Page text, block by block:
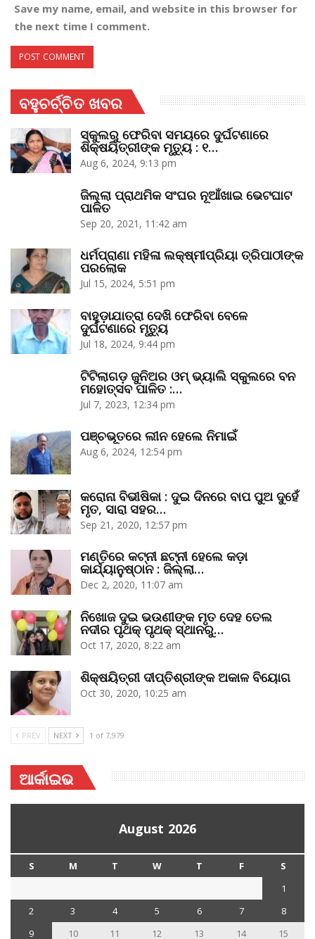
Save my name, email, and website in this browser for
the next time I comment.
ବହୁଚର୍ଚ୍ଚିତ ଖବର
ସ୍କୁଲରୁ ଫେରିବା ସମୟରେ ଦୁର୍ଘଟଣାରେ
ଶିକ୍ଷୟିତ୍ରୀଙ୍କ ମୃତ୍ୟୁ : ୧…
Aug 6, 2024, 9:13 pm
ଜିଲ୍ଲା ପ୍ରାଥମିକ ସଂଘର ନୂଆଁଖାଇ ଭେଟଘାଟ
ପାଳିତ
Sep 20, 2021, 11:42 am
ଧର୍ମପ୍ରାଣା ମହିଳା ଲକ୍ଷ୍ମୀପ୍ରିୟା ତ୍ରିପାଠୀଙ୍କ
ପରଲୋକ
Jul 15, 2024, 5:51 pm
ବାହୁଡ଼ାଯାତ୍ରା ଦେଖି ଫେରିବା ବେଳେ
ଦୁର୍ଘଟଣାରେ ମୃତ୍ୟୁ
Jul 18, 2024, 9:44 pm
ଟିଟିଲାଗଡ଼ ଜୁନିଅର ଓମ୍‌ ଭ୍ୟାଲି ସ୍କୁଲରେ ବନ
ମହୋତ୍ସବ ପାଳିତ :…
Jul 7, 2023, 12:34 pm
ପଞ୍ଚଭୂତରେ ଲୀନ ହେଲେ ନିମାଇଁ
Aug 6, 2024, 12:54 pm
କରୋନା ବିଭୀଷିକା : ଦୁଇ ଦିନରେ ବାପ ପୁଅ ଦୁହେଁ
ମୃତ, ସାରା ସହର…
Sep 21, 2020, 12:57 pm
ମଣ୍ତିରେ କଟ୍‌ନୀ ଛଟ୍‌ନୀ ହେଲେ କଡ଼ା
କାର୍ଯ୍ୟାନୁଷ୍ଠାନ : ଜିଲ୍ଲା…
Dec 2, 2020, 11:07 am
ନିଖୋଜ ଦୁଇ ଭଉଣୀଙ୍କ ମୃତ ଦେହ ତେଲ
ନଦୀର ପୃଥକ୍‌ ପୃଥକ୍‌ ସ୍ଥାନରୁ…
Oct 17, 2020, 8:22 am
ଶିକ୍ଷୟିତ୍ରୀ ଦୀପ୍ତିଶ୍ରୀଙ୍କ ଅକାଳ ବିୟୋଗ
Oct 30, 2020, 10:25 am
PREV NEXT 1 of 7,979
ଆର୍କାଇଭ
August 2026
S M T W T F
S
1
2
3 4 5 6 7
8
9
10 11 12 13 14 15